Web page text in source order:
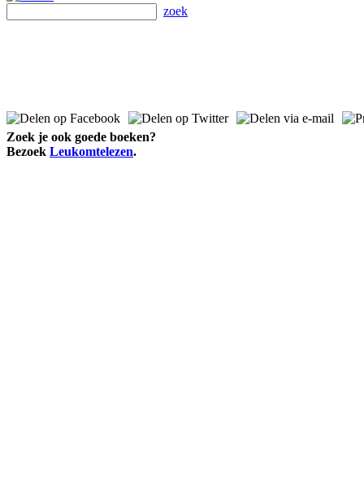
zoek
Zoek je ook goede boeken?
Bezoek Leukomtelezen.